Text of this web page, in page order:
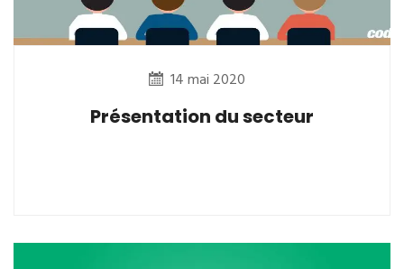
14 mai 2020
Présentation du secteur